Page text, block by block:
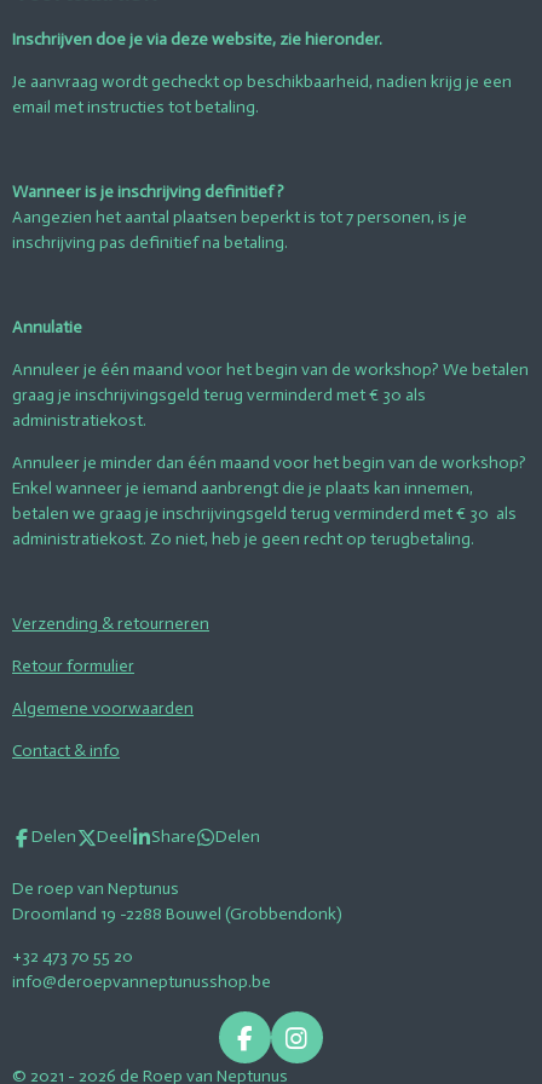
Inschrijven doe je via deze website, zie hieronder.
Je aanvraag wordt gecheckt op beschikbaarheid, nadien krijg je een
email met instructies tot betaling.
Wanneer is je inschrijving definitief ?
Aangezien het aantal plaatsen beperkt is tot 7 personen, is je
inschrijving pas definitief na betaling.
Annulatie
Annuleer je één maand voor het begin van de workshop? We betalen
graag je inschrijvingsgeld terug verminderd met € 30 als
administratiekost.
Annuleer je minder dan één maand voor het begin van de workshop?
Enkel wanneer je iemand aanbrengt die je plaats kan innemen,
betalen we graag je inschrijvingsgeld terug verminderd met € 30 als
administratiekost. Zo niet, heb je geen recht op terugbetaling.
Verzending & retourneren
Retour formulier
Algemene voorwaarden
Contact & info
Delen Deel Share Delen
De roep van Neptunus
Droomland 19 -2288 Bouwel (Grobbendonk)
+32 473 70 55 20
info@deroepvanneptunusshop.be
F
a
I
n
© 2021 - 2026 de Roep van Neptunus